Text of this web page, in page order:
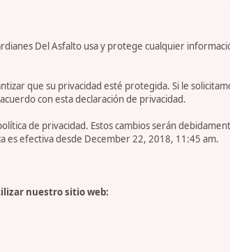
Del Asfalto usa y protege cualquier
que su privacidad esté protegida. Si le
con esta declaración de privacidad.
de privacidad. Estos cambios serán
es efectiva desde December 22, 2018, 11:45 am.
nuestro sitio web: